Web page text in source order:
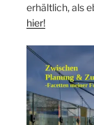
erhältlich, als
hier!